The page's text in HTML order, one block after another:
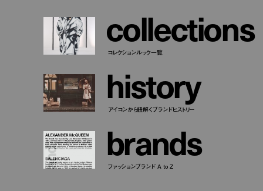
collections
コレクションルック一覧
history
アイコンから紐解くブランドヒストリー
brands
ファッションブランド A to Z